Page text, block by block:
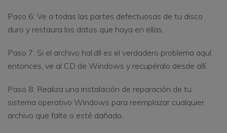
Paso 6: Ve a todas las partes defectuosas de tu disco
duro y restaura los datos que haya en ellas.
Paso 7: Si el archivo hal.dll es el verdadero problema aquí,
entonces, ve al CD de Windows y recupéralo desde allí.
Paso 8: Realiza una instalación de reparación de tu
sistema operativo Windows para reemplazar cualquier
archivo que falte o esté dañado.